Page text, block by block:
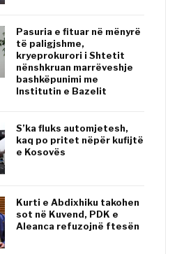
Pasuria e fituar në mënyrë
të paligjshme,
kryeprokurori i Shtetit
nënshkruan marrëveshje
bashkëpunimi me
Institutin e Bazelit
S’ka fluks automjetesh,
kaq po pritet nëpër kufijtë
e Kosovës
Kurti e Abdixhiku takohen
sot në Kuvend, PDK e
Aleanca refuzojnë ftesën